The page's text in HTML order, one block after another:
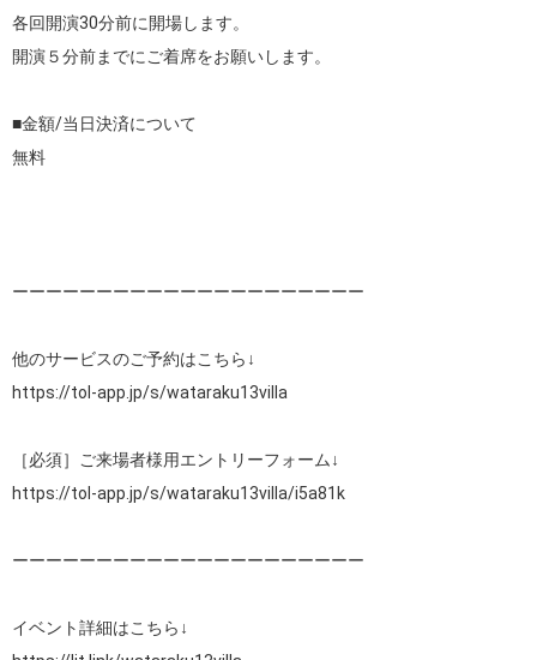
各回開演30分前に開場します。
開演５分前までにご着席をお願いします。
■金額/当日決済について
無料
ーーーーーーーーーーーーーーーーーーーーー
https://tol-app.jp/s/wataraku13villa
https://tol-app.jp/s/wataraku13villa/i5a81k
ーーーーーーーーーーーーーーーーーーーーー